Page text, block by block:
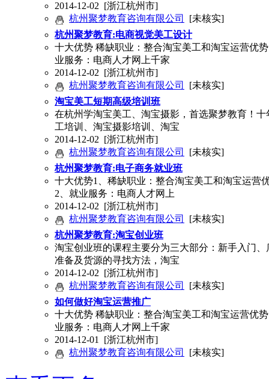
2014-12-02 [浙江杭州市]
杭州聚梦教育咨询有限公司
[未核实]
杭州聚梦教育:电商视觉美工设计
十大优势 稀缺职业：整合淘宝美工和淘宝运营优
业服务：电商人才网上千家
2014-12-02 [浙江杭州市]
杭州聚梦教育咨询有限公司
[未核实]
淘宝美工短期高级培训班
在杭州学淘宝美工、淘宝摄影，首选聚梦教育！
工培训、淘宝摄影培训、淘宝
2014-12-02 [浙江杭州市]
杭州聚梦教育咨询有限公司
[未核实]
杭州聚梦教育:电子商务就业班
十大优势1、稀缺职业：整合淘宝美工和淘宝运营
2、就业服务：电商人才网上
2014-12-02 [浙江杭州市]
杭州聚梦教育咨询有限公司
[未核实]
杭州聚梦教育:淘宝创业班
淘宝创业班的课程主要分为三大部分：新手入门
准备及货源的寻找方法，淘宝
2014-12-02 [浙江杭州市]
杭州聚梦教育咨询有限公司
[未核实]
如何做好淘宝运营推广
十大优势 稀缺职业：整合淘宝美工和淘宝运营优
业服务：电商人才网上千家
2014-12-01 [浙江杭州市]
杭州聚梦教育咨询有限公司
[未核实]